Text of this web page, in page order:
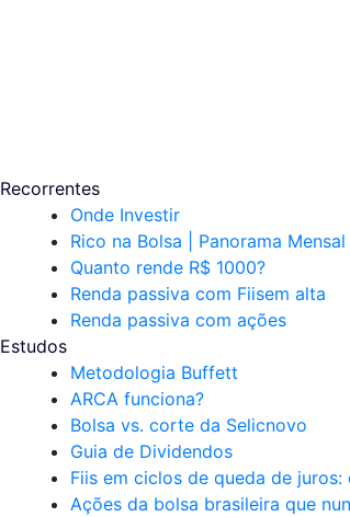
Recorrentes
Onde Investir
Rico na Bolsa | Panorama
Quanto rende R$ 1000?
Renda passiva com Fiisem alta
Renda passiva com ações
Estudos
Metodologia Buffett
ARCA funciona?
Bolsa vs. corte da Selicnovo
Guia de Dividendos
Fiis em ciclos de queda de
Ações da bolsa brasileira que